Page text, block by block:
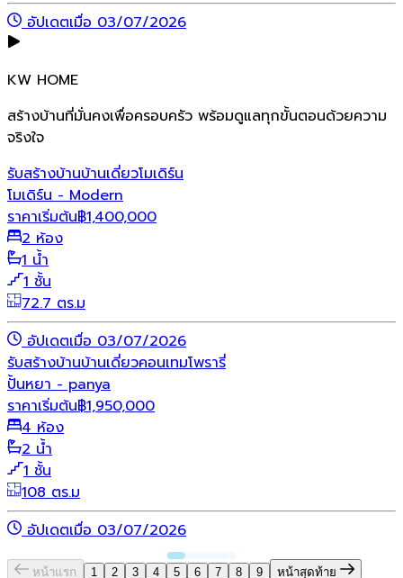
อัปเดตเมื่อ 03/07/2026
KW HOME
สร้างบ้านที่มั่นคงเพื่อครอบครัว พร้อมดูแลทุกขั้นตอนด้วยความ
จริงใจ
รับสร้างบ้านบ้านเดี่ยวโมเดิร์น
โมเดิร์น - Modern
ราคาเริ่มต้น฿1,400,000
2 ห้อง
1 น้ำ
1 ชั้น
72.7 ตร.ม
อัปเดตเมื่อ 03/07/2026
รับสร้างบ้านบ้านเดี่ยวคอนเทมโพรารี่
ปั้นหยา - panya
ราคาเริ่มต้น฿1,950,000
4 ห้อง
2 น้ำ
1 ชั้น
108 ตร.ม
อัปเดตเมื่อ 03/07/2026
หน้าแรก 1 2 3 4 5 6 7 8 9 หน้าสุดท้าย